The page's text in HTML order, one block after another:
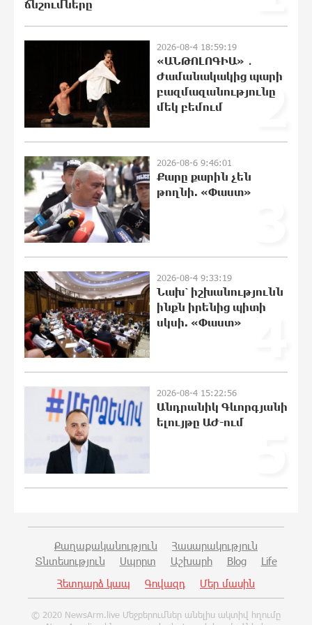
Ադրբեջանի Սարով գյուղում տանը 18-
ամյա աղջկա դի է հայտնաբերվել
Հայհիդրոմետի տնօրենը գրել է
Արտակարգ դեպք՝ Երևանում․ կոտրել
են «Հույս բոլոր մարդկանց»
հիմնադրամի շենքի պատուհաններն
Ալիևն ու Թրամփը հեռախոսազրույց
են ունեցել
21:48:41 8-08-2026
21:29:45 8-08-2026
Քրեական վարույթի շրջանակում
Զելենսկին ու Վուչիչը քննարկել են
համագործակցությունն ընդլայնելու
հնարավորությունները
20:51:38 8-08-2026
ճնշումները
2
2026-08-4 18:59:19
«ԱՆԹՈԼՈԳԻԱ» ․
Ժամանակակից պարի
բազմազանությունը
մեկ բեմում
2026-08-6 9:46:01
Քարը քարին չեն
թողնի. «Փաստ»
4
2026-08-4 9:33:19
Նախ՝ իշխանությունն
ինքն իրենից պիտի
սկսի. «Փաստ»
2026-08-4 15:22:56
Անդրանիկ Գևորգյանի
ելույթը ԱԺ-ում
Քաղաքականություն
Հասարակություն
Տնտեսություն
Սպորտ Աշխարհ Blog
Life
Հետդարձ կապ
Գովազդ Մեր մասին
© 2020 NewsArm.live Մեջբերումներ անելիս ակտիվ հղումը